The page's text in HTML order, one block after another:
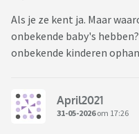
Als je ze kent ja. Maar
onbekende baby's
onbekende kinderen
April2021
31-05-2026om 17:26